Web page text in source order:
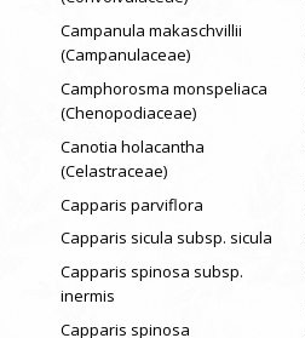
Campanula makaschvillii
(Campanulaceae)
Camphorosma monspeliaca
(Chenopodiaceae)
Canotia holacantha
(Celastraceae)
Capparis parviflora
Capparis sicula subsp. sicula
Capparis spinosa subsp.
inermis
Capparis spinosa